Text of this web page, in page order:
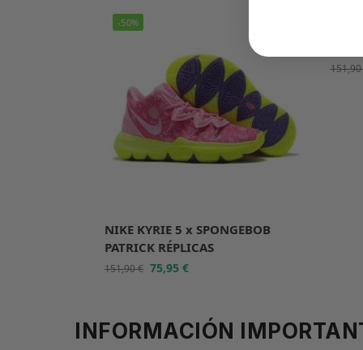
-50%
NIKE KYRIE 5 x SPONGEBOB
PATRICK RÉPLICAS
151,90€ 75,95 €
151,90
INFORMACIÓN